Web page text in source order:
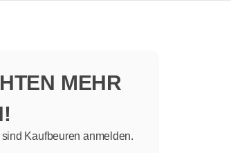
MEHR
Kaufbeuren anmelden.